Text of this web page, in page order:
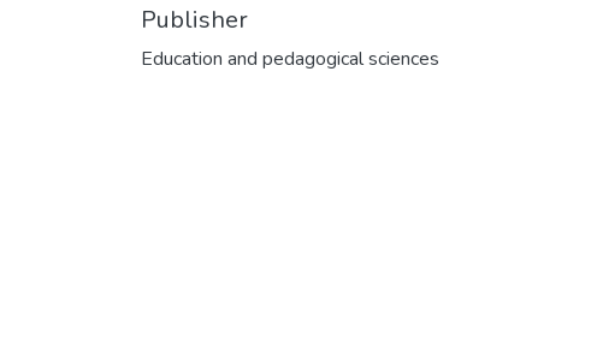
Publisher
Education and pedagogical sciences